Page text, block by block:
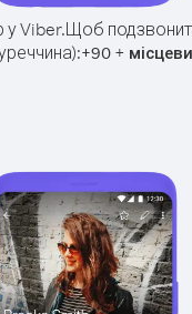
у Viber.Щоб
+90 +